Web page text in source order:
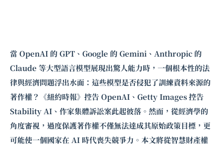
當 OpenAI 的 GPT、Google 的 Gemini、Anthropic 的
Claude 等大型語言模型展現出驚人能力時，一個根本性的法
律與經濟問題浮出水面：這些模型是否侵犯了訓練資料來源的
著作權？《紐約時報》控告 OpenAI、Getty Images 控告
Stability AI、作家集體訴訟案此起彼落。然而，從經濟學的
角度審視，過度保護著作權不僅無法達成其原始政策目標，更
可能使一個國家在 AI 時代喪失競爭力。本文將從智慧財產權